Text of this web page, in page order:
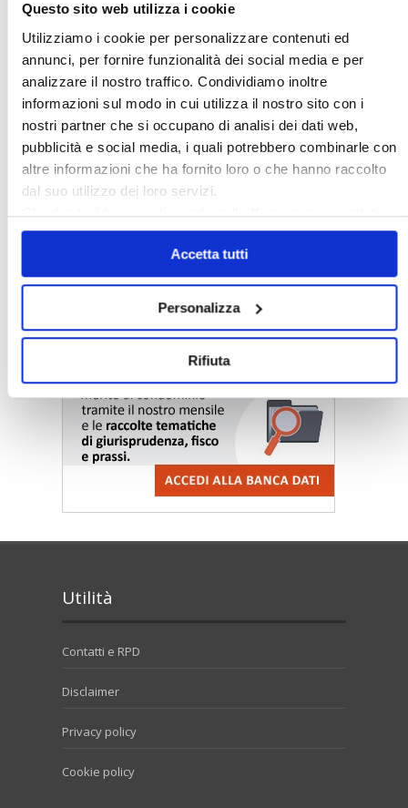
Questo sito web utilizza i cookie
Utilizziamo i cookie per personalizzare contenuti ed
annunci, per fornire funzionalità dei social media e per
analizzare il nostro traffico. Condividiamo inoltre
informazioni sul modo in cui utilizza il nostro sito con i
nostri partner che si occupano di analisi dei dati web,
pubblicità e social media, i quali potrebbero combinarle con
altre informazioni che ha fornito loro o che hanno raccolto
dal suo utilizzo dei loro servizi.
Chiudendo il banner cliccando sullaXverranno accettati
solo i cookie necessari.
Accetta tutti
Personalizza
Rifiuta
〉 Notizie e Banche dati
Utilità
Contatti e RPD
Disclaimer
Privacy policy
Cookie policy